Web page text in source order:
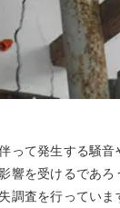
って発生する騒音
響を受けるであろ
調査を行っていま